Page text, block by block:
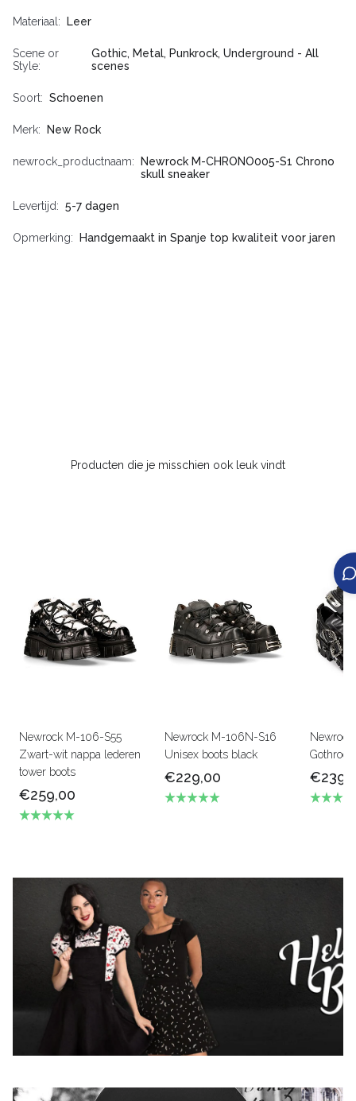
Materiaal Leer
Scene or
Style
Gothic, Metal, Punkrock, Underground - All
scenes
Soort Schoenen
Merk New Rock
newrock_productnaam
Newrock M-CHRONO005-S1 Chrono
skull sneaker
Levertijd 5-7 dagen
Opmerking Handgemaakt in Spanje top kwaliteit voor jaren
Producten die je misschien ook leuk vindt
Newrock M-106-S55
Zwart-wit nappa lederen
tower boots
€259,00
Newrock M-106N-S16
Unisex boots black
€229,00
Newrock